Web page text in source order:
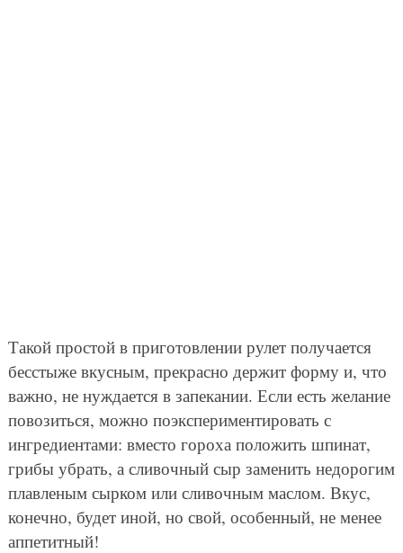
Такой простой в приготовлении рулет получается
бесстыже вкусным, прекрасно держит форму и, что
важно, не нуждается в запекании. Если есть желание
повозиться, можно поэкспериментировать с
ингредиентами: вместо гороха положить шпинат,
грибы убрать, а сливочный сыр заменить недорогим
плавленым сырком или сливочным маслом. Вкус,
конечно, будет иной, но свой, особенный, не менее
аппетитный!